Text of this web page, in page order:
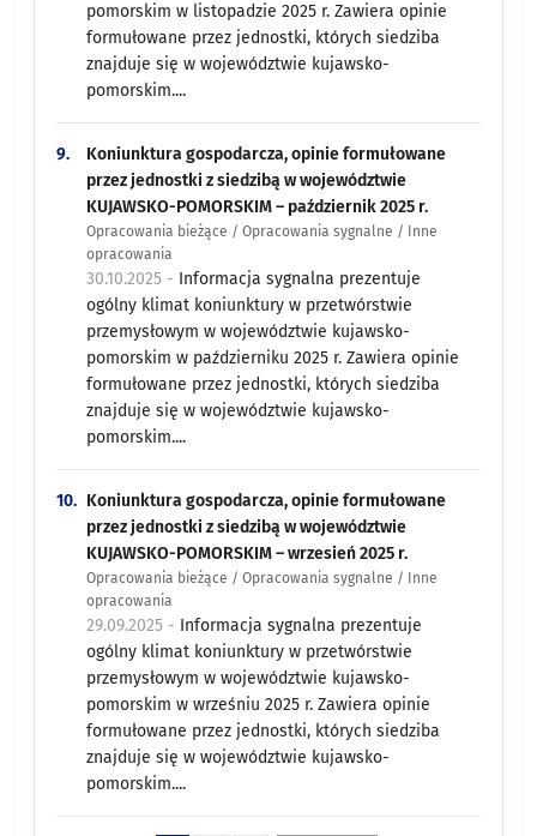
pomorskim w listopadzie 2025 r. Zawiera opinie
formułowane przez jednostki, których siedziba
znajduje się w województwie kujawsko-
pomorskim....
9.
Koniunktura gospodarcza, opinie formułowane
przez jednostki z siedzibą w województwie
KUJAWSKO-POMORSKIM – październik 2025 r.
Opracowania bieżące / Opracowania sygnalne / Inne
opracowania
30.10.2025 - Informacja sygnalna prezentuje
ogólny klimat koniunktury w przetwórstwie
przemysłowym w województwie kujawsko-
pomorskim w październiku 2025 r. Zawiera opinie
formułowane przez jednostki, których siedziba
znajduje się w województwie kujawsko-
pomorskim....
10. Koniunktura gospodarcza, opinie formułowane
przez jednostki z siedzibą w województwie
KUJAWSKO-POMORSKIM – wrzesień 2025 r.
Opracowania bieżące / Opracowania sygnalne / Inne
opracowania
29.09.2025 - Informacja sygnalna prezentuje
ogólny klimat koniunktury w przetwórstwie
przemysłowym w województwie kujawsko-
pomorskim w wrześniu 2025 r. Zawiera opinie
formułowane przez jednostki, których siedziba
znajduje się w województwie kujawsko-
pomorskim....